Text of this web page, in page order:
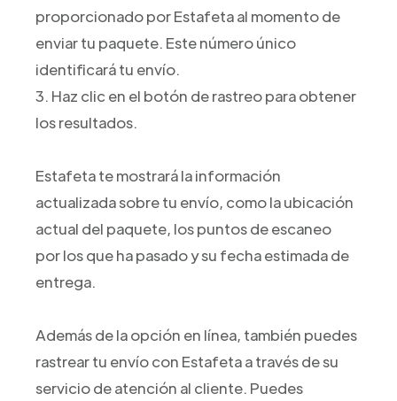
proporcionado por Estafeta al momento de
enviar tu paquete. Este número único
identificará tu envío.
3. Haz clic en el botón de rastreo para obtener
los resultados.
Estafeta te mostrará la información
actualizada sobre tu envío, como la ubicación
actual del paquete, los puntos de escaneo
por los que ha pasado y su fecha estimada de
entrega.
Además de la opción en línea, también puedes
rastrear tu envío con Estafeta a través de su
servicio de atención al cliente. Puedes